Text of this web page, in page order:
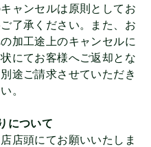
ャンセルは原則としてお
了承ください。また、お
加工途上のキャンセルに
にてお客様へご返却とな
途ご請求させていただき
。
について
店頭にてお願いいたしま